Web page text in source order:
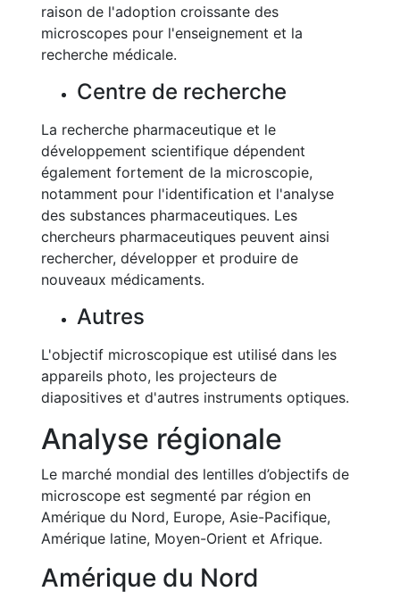
raison de l'adoption croissante des
microscopes pour l'enseignement et la
recherche médicale.
Centre de recherche
La recherche pharmaceutique et le
développement scientifique dépendent
également fortement de la microscopie,
notamment pour l'identification et l'analyse
des substances pharmaceutiques. Les
chercheurs pharmaceutiques peuvent ainsi
rechercher, développer et produire de
nouveaux médicaments.
Autres
L'objectif microscopique est utilisé dans les
appareils photo, les projecteurs de
diapositives et d'autres instruments optiques.
Analyse régionale
Le marché mondial des lentilles d’objectifs de
microscope est segmenté par région en
Amérique du Nord, Europe, Asie-Pacifique,
Amérique latine, Moyen-Orient et Afrique.
Amérique du Nord